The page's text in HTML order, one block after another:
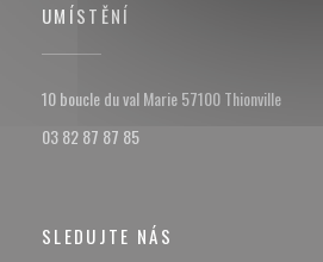
UMÍSTĚNÍ
10 boucle du val Marie 57100 Thionville
03 82 87 87 85
SLEDUJTE NÁS